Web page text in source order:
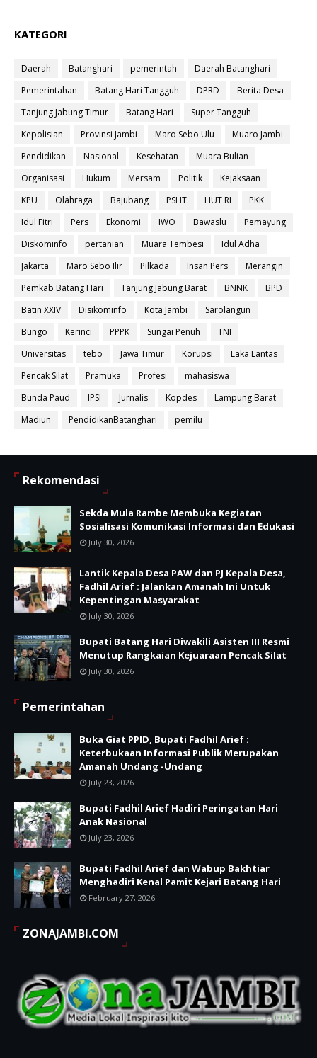
KATEGORI
Daerah Batanghari pemerintah
Daerah Batanghari
Pemerintahan
Batang Hari Tangguh DPRD
Berita Desa
Tanjung Jabung Timur
Batang Hari
Super Tangguh
Kepolisian
Provinsi Jambi Maro Sebo Ulu
Muaro Jambi
Pendidikan
Nasional Kesehatan
Muara Bulian
Organisasi
Hukum Mersam Politik
Kejaksaan
KPU
Olahraga Bajubang PSHT HUT RI
PKK
Idul Fitri
Pers Ekonomi IWO Bawaslu
Pemayung
Diskominfo
pertanian Muara Tembesi
Idul Adha
Jakarta
Maro Sebo Ilir Pilkada Insan Pers
Merangin
Pemkab Batang Hari
Tanjung Jabung Barat BNNK
BPD
Batin XXIV
Disikominfo Kota Jambi
Sarolangun
Bungo
Kerinci PPPK Sungai Penuh
TNI
Universitas
tebo Jawa Timur Korupsi
Laka Lantas
Pencak Silat
Pramuka Profesi
mahasiswa
Bunda Paud
IPSI Jurnalis Kopdes
Lampung Barat
Madiun
PendidikanBatanghari pemilu
Rekomendasi
Sekda Mula Rambe Membuka Kegiatan
Sosialisasi Komunikasi Informasi dan Edukasi
July 30, 2026
Lantik Kepala Desa PAW dan PJ Kepala Desa,
Fadhil Arief : Jalankan Amanah Ini Untuk
Kepentingan Masyarakat
July 30, 2026
Bupati Batang Hari Diwakili Asisten III Resmi
Menutup Rangkaian Kejuaraan Pencak Silat
July 30, 2026
Pemerintahan
Buka Giat PPID, Bupati Fadhil Arief :
Keterbukaan Informasi Publik Merupakan
Amanah Undang -Undang
July 23, 2026
Bupati Fadhil Arief Hadiri Peringatan Hari
Anak Nasional
July 23, 2026
Bupati Fadhil Arief dan Wabup Bakhtiar
Menghadiri Kenal Pamit Kejari Batang Hari
February 27, 2026
ZONAJAMBI.COM